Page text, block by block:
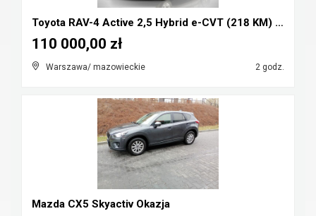
Toyota RAV-4 Active 2,5 Hybrid e-CVT (218 KM) Salo...
Warszawa/ mazowieckie 2 godz.
110 000,00 zł
Mazda CX5 Skyactiv Okazja